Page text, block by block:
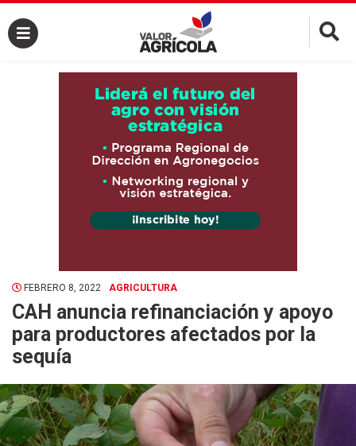
×
FEBRERO 8, 2022 AGRICULTURA
CAH anuncia refinanciación y apoyo
para productores afectados por la
sequía